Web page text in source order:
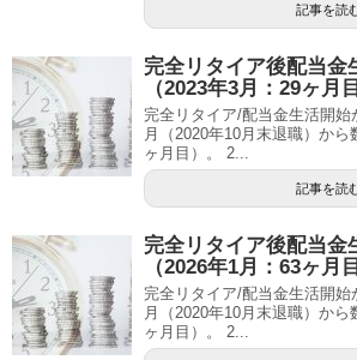
記事を読
完全リタイア後配当金
（2023年3月：29ヶ月目
完全リタイア/配当金生活開始
月（2020年10月末退職）か
ヶ月目）。 2...
記事を読
完全リタイア後配当金
（2026年1月：63ヶ月目
完全リタイア/配当金生活開始
月（2020年10月末退職）か
ヶ月目）。 2...